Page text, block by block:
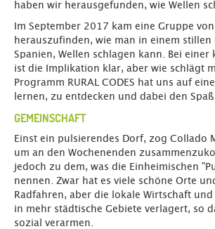
haben wir herausgefunden, wie Wellen
Im September 2017 kam eine Gruppe
herauszufinden, wie man in einem
Spanien, Wellen schlagen kann. Bei
ist die Implikation klar, aber wie schlägt
Programm RURAL CODES hat uns auf
lernen, zu entdecken und dabei den
GEMEINSCHAFT
Einst ein pulsierendes Dorf, zog Collado
um an den Wochenenden
jedoch zu dem, was die Einheimischen
nennen. Zwar hat es viele schöne Orte
Radfahren, aber die lokale Wirtschaft
in mehr städtische Gebiete verlagert, so
sozial verarmen.